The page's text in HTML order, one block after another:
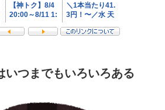
いつまでもいろいろある